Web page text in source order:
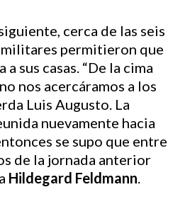
cerca de las seis
militares permitieron que
sus casas. “De la cima
nos acercáramos a los
Luis Augusto. La
nuevamente hacia
se supo que entre
de la jornada anterior
Hildegard Feldmann.